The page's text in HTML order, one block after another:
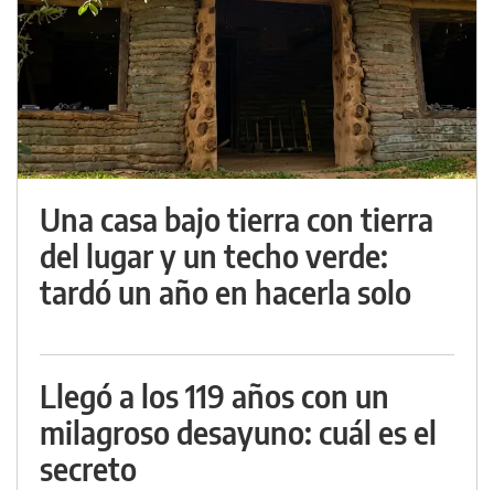
Una casa bajo tierra con tierra
del lugar y un techo verde:
tardó un año en hacerla solo
Llegó a los 119 años con un
milagroso desayuno: cuál es el
secreto